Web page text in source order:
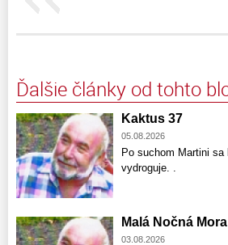
Ďalšie články od tohto
Kaktus 37
05.08.2026
Po suchom Martini
vydroguje. .
Malá Nočná Mora
03.08.2026